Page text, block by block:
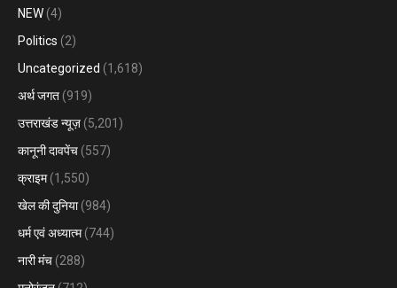
NEW (4)
Politics (2)
Uncategorized (1,618)
अर्थ जगत (919)
उत्तराखंड न्यूज़ (5,201)
कानूनी दावपेंच (557)
क्राइम(1,550)
खेल की दुनिया(984)
धर्म एवं अध्यात्म(744)
नारी मंच (288)